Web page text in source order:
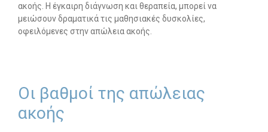
ακοής. Η έγκαιρη διάγνωση και θεραπεία, μπορεί να
μειώσουν δραματικά τις μαθησιακές δυσκολίες,
οφειλόμενες στην απώλεια ακοής.
Οι βαθμοί της απώλειας
ακοής